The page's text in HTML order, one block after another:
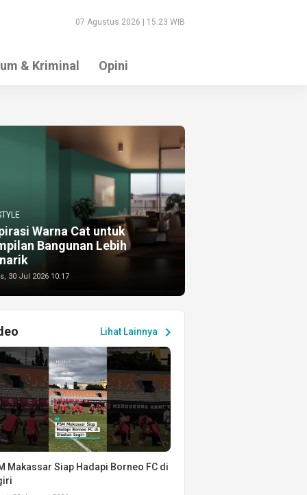
07 Agustus 2026 | 15:23 WIB
& Kriminal Opini
Warna Cat untuk
Bangunan Lebih
30 Jul 2026 10:17
Lihat Lainnya chevron_right
Makassar Siap Hadapi Borneo FC di